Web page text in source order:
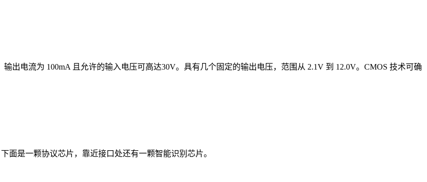
出电流为 100mA 且允许的输入电压可高达30V。具有几个固定的输出电压，范围从 2.1V 到 12.0V。CMOS 技术可确
面是一颗协议芯片，靠近接口处还有一颗智能识别芯片。